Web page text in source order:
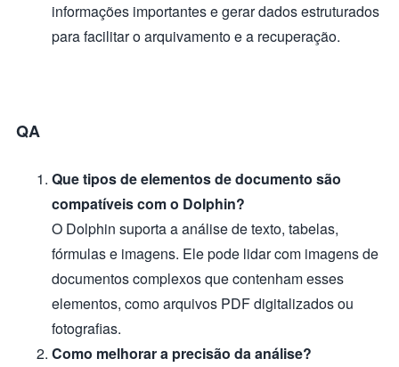
informações importantes e gerar dados estruturados
para facilitar o arquivamento e a recuperação.
QA
Que tipos de elementos de documento são
compatíveis com o Dolphin?
O Dolphin suporta a análise de texto, tabelas,
fórmulas e imagens. Ele pode lidar com imagens de
documentos complexos que contenham esses
elementos, como arquivos PDF digitalizados ou
fotografias.
Como melhorar a precisão da análise?